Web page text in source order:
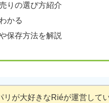
りの選び方紹介
かる
保存方法を解説
リが大好きなRiéが運営してい